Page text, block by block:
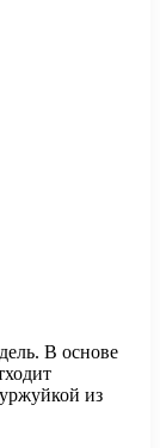
В основе
из